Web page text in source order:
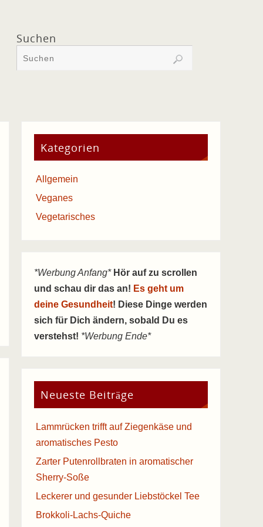
Suchen
Kategorien
Allgemein
Veganes
Vegetarisches
*Werbung Anfang* Hör auf zu scrollen
und schau dir das an! Es geht um
deine Gesundheit! Diese Dinge werden
sich für Dich ändern, sobald Du es
verstehst! *Werbung Ende*
Neueste Beiträge
Lammrücken trifft auf Ziegenkäse und
aromatisches Pesto
Zarter Putenrollbraten in aromatischer
Sherry-Soße
Leckerer und gesunder Liebstöckel Tee
Brokkoli-Lachs-Quiche